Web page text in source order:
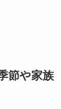
節や家族